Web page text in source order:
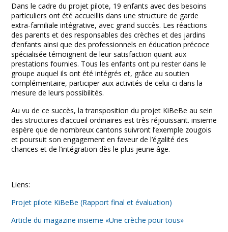
Dans le cadre du projet pilote, 19 enfants avec des besoins
particuliers ont été accueillis dans une structure de garde
extra-familiale intégrative, avec grand succès. Les réactions
des parents et des responsables des crèches et des jardins
d’enfants ainsi que des professionnels en éducation précoce
spécialisée témoignent de leur satisfaction quant aux
prestations fournies. Tous les enfants ont pu rester dans le
groupe auquel ils ont été intégrés et, grâce au soutien
complémentaire, participer aux activités de celui-ci dans la
mesure de leurs possibilités.
Au vu de ce succès, la transposition du projet KiBeBe au sein
des structures d’accueil ordinaires est très réjouissant. insieme
espère que de nombreux cantons suivront l’exemple zougois
et poursuit son engagement en faveur de l’égalité des
chances et de l’intégration dès le plus jeune âge.
Liens:
Projet pilote KiBeBe (Rapport final et évaluation)
Article du magazine insieme «Une crèche pour tous»